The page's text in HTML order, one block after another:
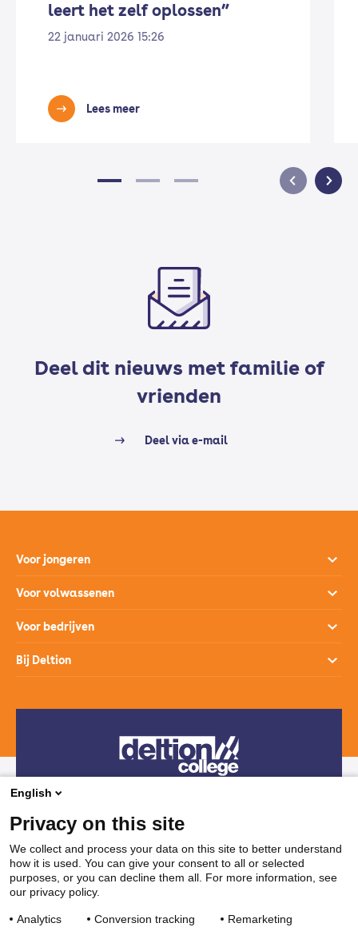
leert het zelf oplossen”
22 januari 2026 15:26
Lees meer
Deel dit nieuws met familie of
vrienden
Deel via e-mail
Voor jongeren
Opleidingen
Open dagen
Studiekeuzehulp
Hoe werkt het mbo
Voor decanen
Voor volwassenen
Opleidingen
Loopbaanontwikkeling
SprintLyceum
Voor bedrijven
Opleidingen
Branches
Subsidies voor bedrijven
Bedrijvenloket en accountmanagers
Bij Deltion
Route
Restaurants & Leerbedrijven
038 850 30 00
Mail contact
English
Privacy on this site
We collect and process your data on this site to better understand
how it is used. You can give your consent to all or selected
purposes, or you can decline them all. For more information, see
our privacy policy.
Analytics Conversion tracking Remarketing